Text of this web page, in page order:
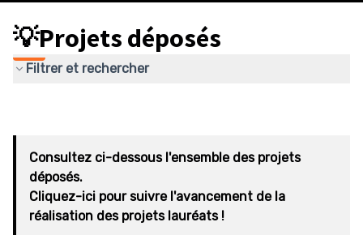
💡Projets déposés
Filtrer et rechercher
Consultez ci-dessous l'ensemble des projets
déposés.
Cliquez-ici pour suivre l'avancement de la
réalisation des projets lauréats !